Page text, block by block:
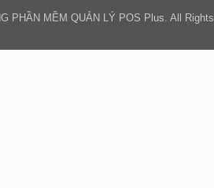
PHẦN MỀM QUẢN LÝ POS Plus. All Rights